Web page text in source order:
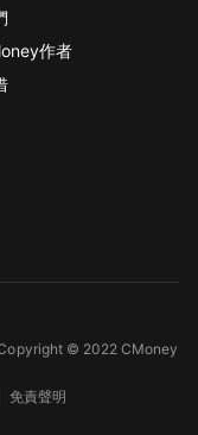
作者
© 2022 CMoney
免責聲明